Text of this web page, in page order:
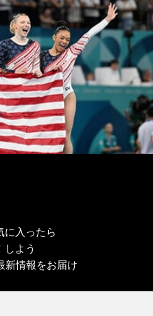
に入ったら
しよう
新情報をお届け